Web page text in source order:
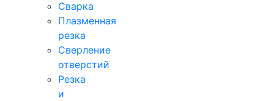
Сварка
Плазменная
резка
Сверление
отверстий
Резка
и